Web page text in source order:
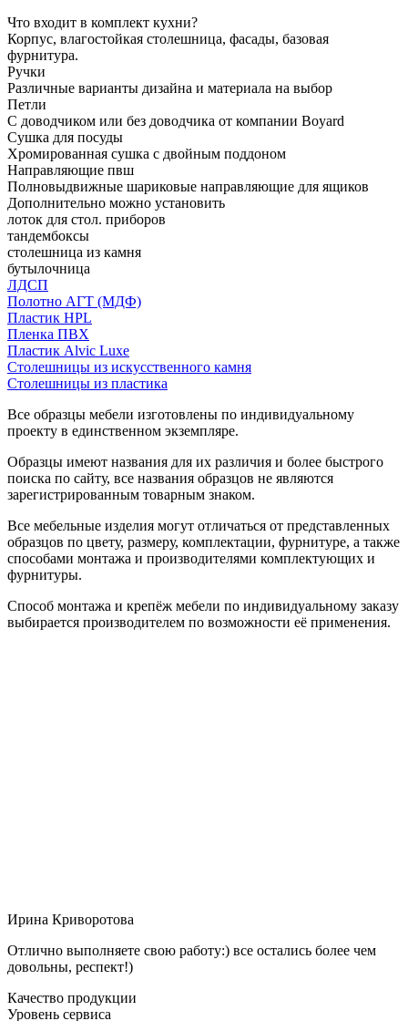
Что входит в комплект кухни?
Корпус, влагостойкая столешница, фасады, базовая
фурнитура.
Ручки
Различные варианты дизайна и материала на выбор
Петли
С доводчиком или без доводчика от компании Boyard
Сушка для посуды
Хромированная сушка с двойным поддоном
Направляющие пвш
Полновыдвижные шариковые направляющие для ящиков
Дополнительно можно установить
лоток для стол. приборов
тандембоксы
столешница из камня
бутылочница
ЛДСП
Полотно АГТ (МДФ)
Пластик HPL
Пленка ПВХ
Пластик Alvic Luxe
Столешницы из искусственного камня
Столешницы из пластика
Все образцы мебели изготовлены по индивидуальному
проекту в единственном экземпляре.
Образцы имеют названия для их различия и более быстрого
поиска по сайту, все названия образцов не являются
зарегистрированным товарным знаком.
Все мебельные изделия могут отличаться от представленных
образцов по цвету, размеру, комплектации, фурнитуре, а также
способами монтажа и производителями комплектующих и
фурнитуры.
Способ монтажа и крепёж мебели по индивидуальному заказу
выбирается производителем по возможности её применения.
Ирина Криворотова
Отлично выполняете свою работу:) все остались более чем
довольны, респект!)
Качество продукции
Уровень сервиса